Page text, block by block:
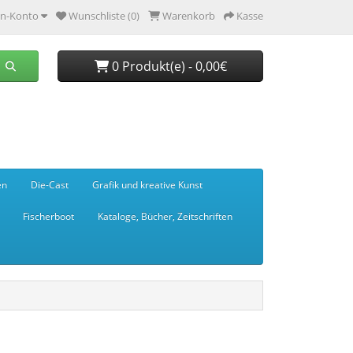
Konto Wunschliste (0) Warenkorb Kasse
0 Produkt(e) - 0,00€
Die-Cast Grafik und kreative Kunst
Fischerboot Kataloge, Bücher, Zeitschriften